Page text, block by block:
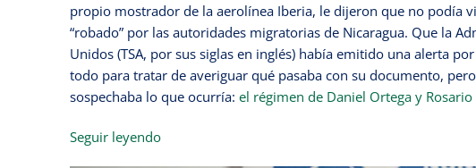
propio mostrador de la aerolínea Iberia, le dijeron que no podía
“robado” por las autoridades migratorias de Nicaragua. Que la
Unidos (TSA, por sus siglas en inglés) había emitido una alerta
todo para tratar de averiguar qué pasaba con su documento,
sospechaba lo que ocurría: el régimen de Daniel Ortega y
Seguir leyendo